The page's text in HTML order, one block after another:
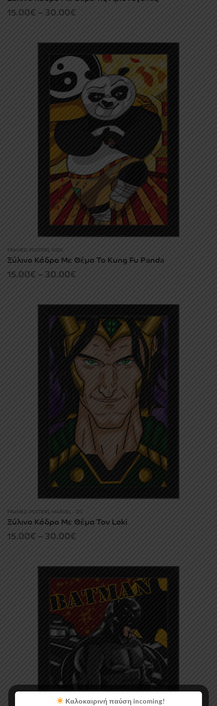
15.00€–30.00€
15.00€
through
30.00€
FRAMED POSTERS, KIDS
Ξύλινο Κάδρο Με Θέμα Το Kung Fu Panda
15.00€–30.00€
15.00€
through
30.00€
FRAMED POSTERS, MARVEL - DC
Ξύλινο Κάδρο Με Θέμα Τον Loki
15.00€–30.00€
15.00€
through
30.00€
Καλοκαιρινή παύση incoming!